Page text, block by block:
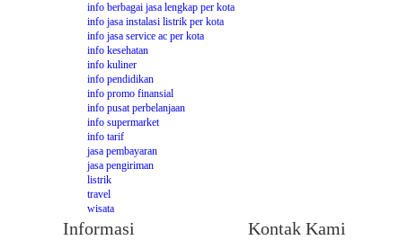
info berbagai jasa lengkap per kota
info jasa instalasi listrik per kota
info jasa service ac per kota
info kesehatan
info kuliner
info pendidikan
info promo finansial
info pusat perbelanjaan
info supermarket
info tarif
jasa pembayaran
jasa pengiriman
listrik
travel
wisata
Informasi Kontak Kami